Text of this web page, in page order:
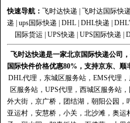
快速导航： 飞时达快递 飞时达国际快递
递
ups国际快递 DHL DHL快递 DHL
国际货运| UPS快递 UPS国际快递
飞时达快递是一家北京国际快递公司
国际快件价格优惠80%，支持京东、
DHL代理 ， 东城区服务站 ， EMS代理 ，
区服务站， UPS代理 ， 西城区服务站，
外大街，京广桥，团结湖，朝阳公园
亚运村，安慧桥，小关，北沙滩，奥